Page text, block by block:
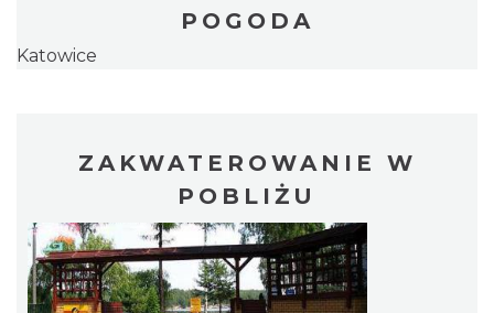
POGODA
Katowice
ZAKWATEROWANIE W
POBLIŻU